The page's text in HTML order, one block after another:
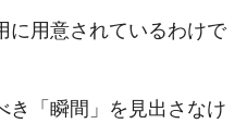
に用意されているわけで
き「瞬間」を見出さなけ